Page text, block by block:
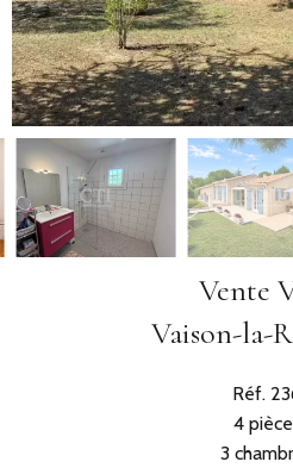
Vente
Vaison-la-
Réf.
4
3